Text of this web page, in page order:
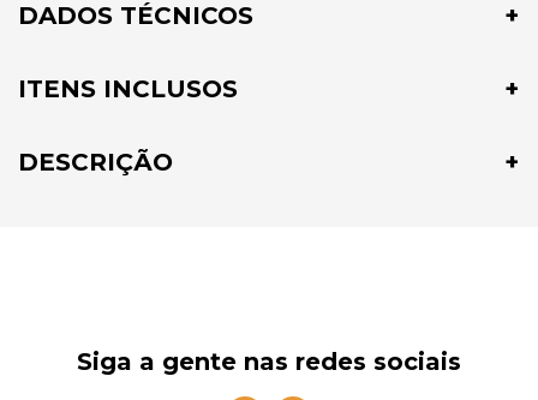
DADOS TÉCNICOS
ITENS INCLUSOS
DESCRIÇÃO
Siga a gente nas redes sociais